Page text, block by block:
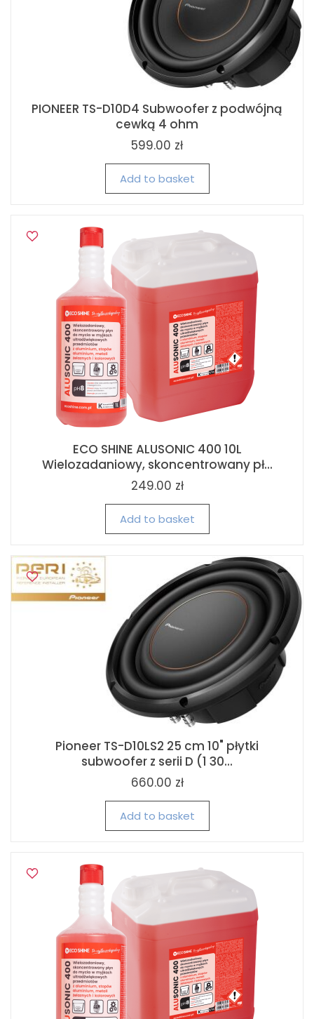
PIONEER TS-D10D4 Subwoofer z podwójną
cewką 4 ohm
599.00 zł
Add to basket
ECO SHINE ALUSONIC 400 10L
Wielozadaniowy, skoncentrowany pł...
249.00 zł
Add to basket
Pioneer TS-D10LS2 25 cm 10" płytki
subwoofer z serii D (1 30...
660.00 zł
Add to basket